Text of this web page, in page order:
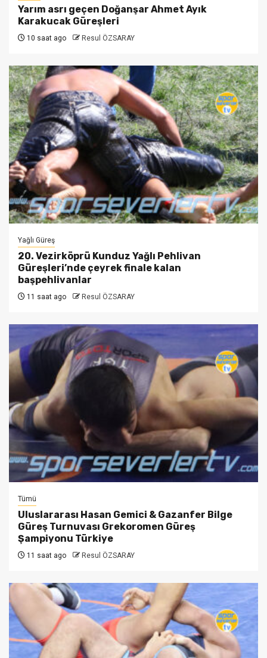
Yarım asrı geçen Doğanşar Ahmet Ayık
Karakucak Güreşleri
10 saat ago Resul ÖZSARAY
Yağlı Güreş
20. Vezirköprü Kunduz Yağlı Pehlivan
Güreşleri’nde çeyrek finale kalan
başpehlivanlar
11 saat ago Resul ÖZSARAY
Tümü
Uluslararası Hasan Gemici & Gazanfer Bilge
Güreş Turnuvası Grekoromen Güreş
Şampiyonu Türkiye
11 saat ago Resul ÖZSARAY